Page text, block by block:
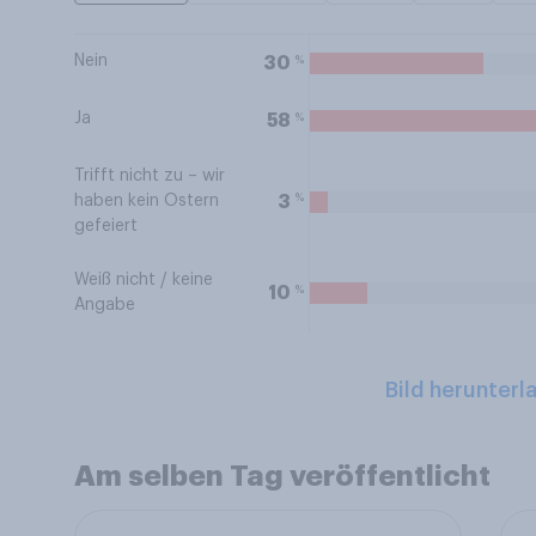
Nein 30 %
Ja 58 %
Trifft nicht zu – wir
haben kein Ostern
gefeiert
3 %
Weiß nicht / keine
Angabe
10 %
Bild
Am selben Tag veröffentlicht